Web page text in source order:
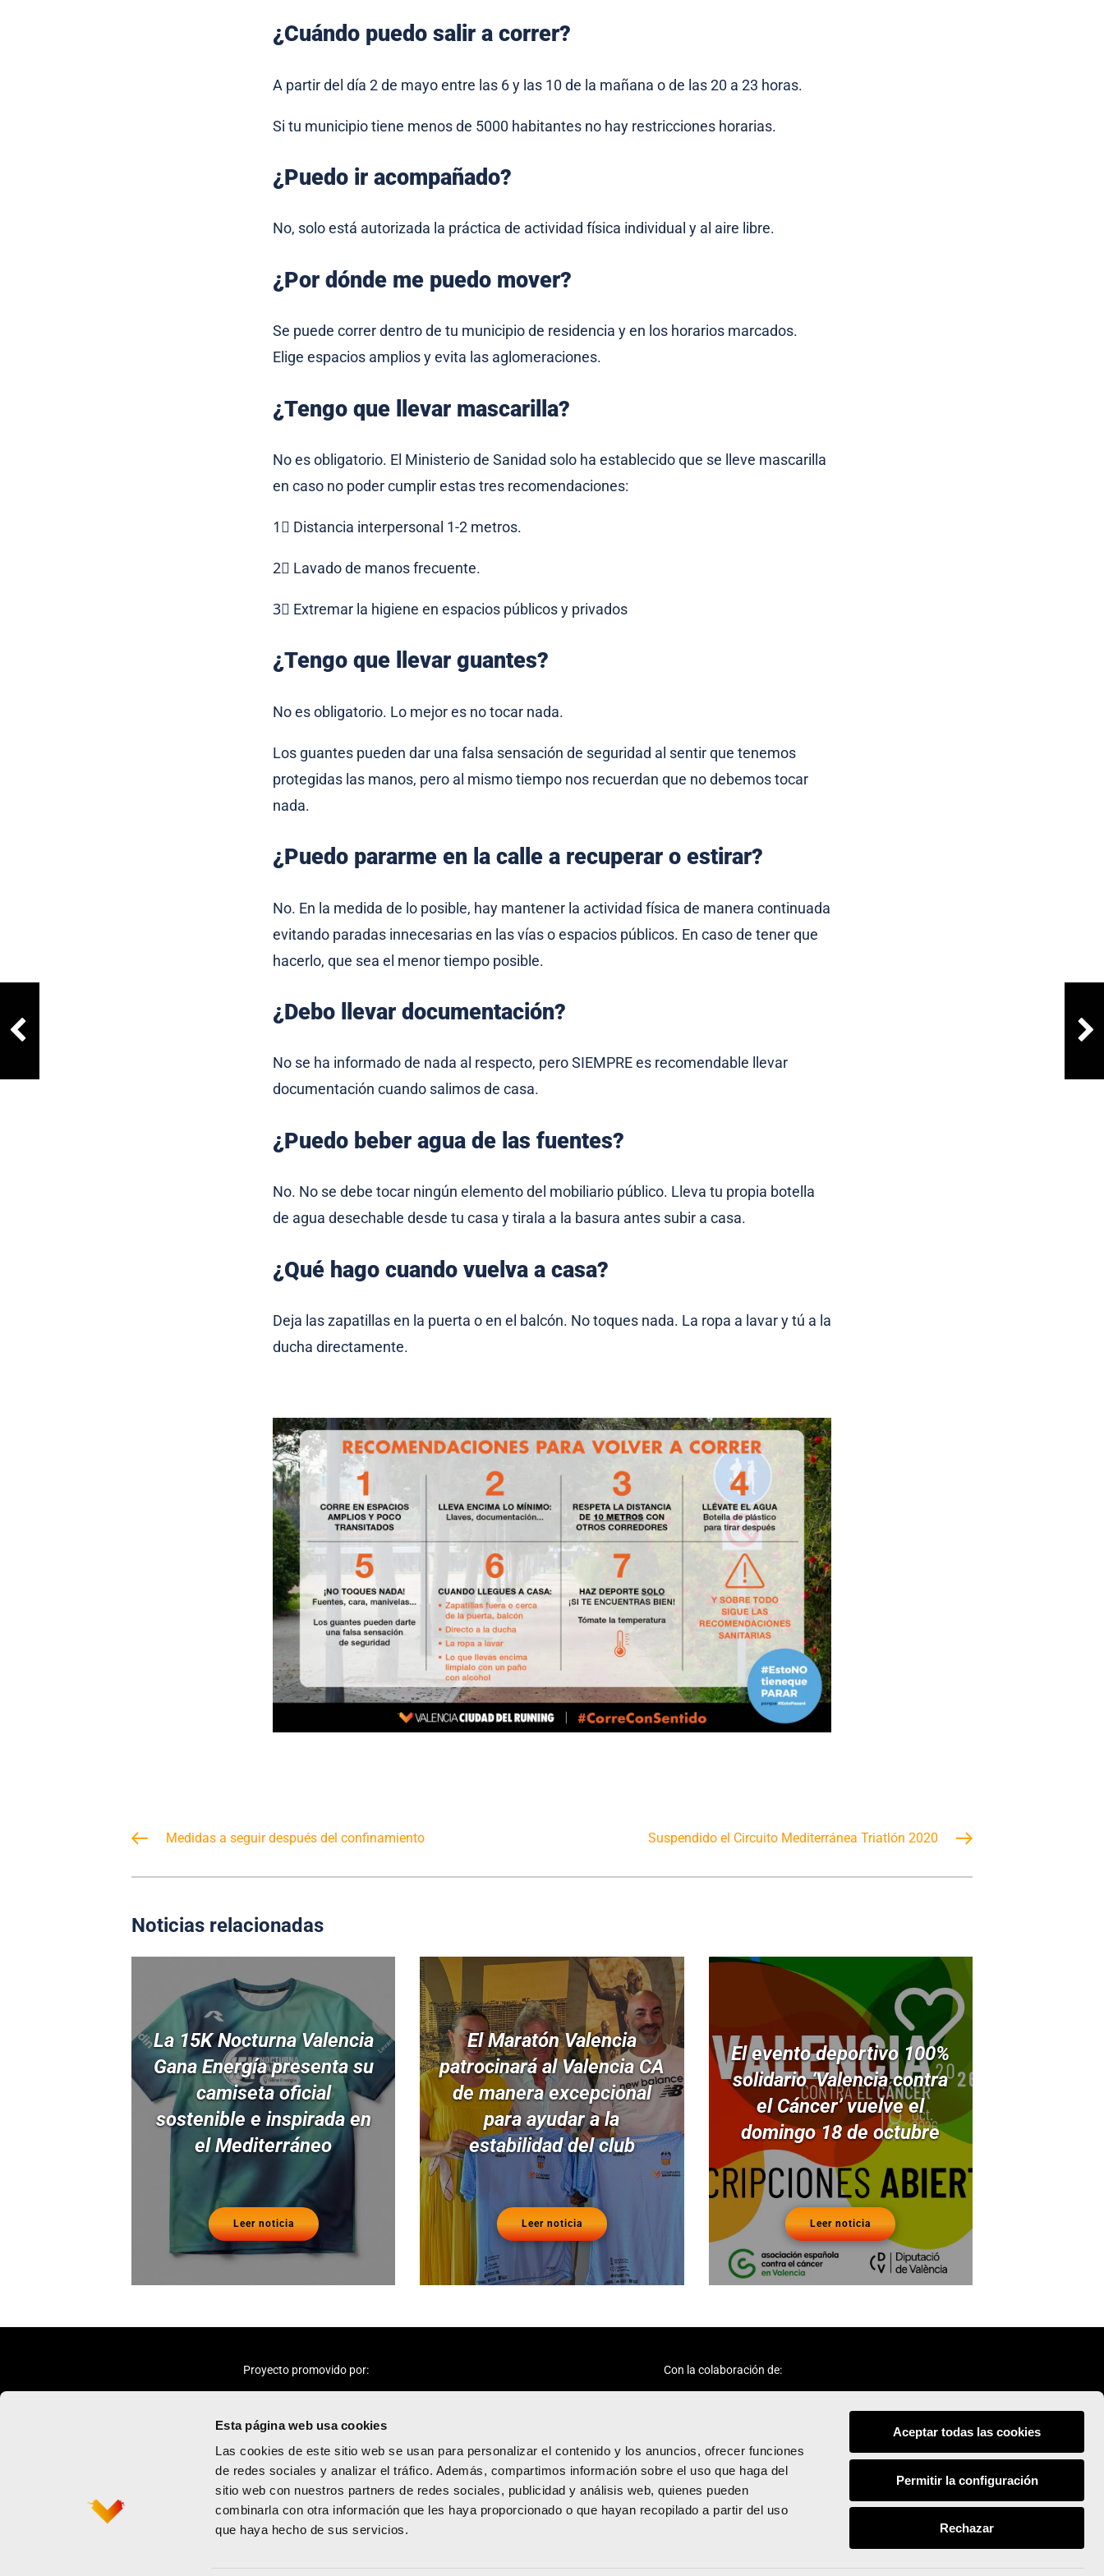
Esta página web usa cookies
Las cookies de este sitio web se usan para personalizar el contenido y los anuncios, ofrecer funciones
de redes sociales y analizar el tráfico. Además, compartimos información sobre el uso que haga del
sitio web con nuestros partners de redes sociales, publicidad y análisis web, quienes pueden
combinarla con otra información que les haya proporcionado o que hayan recopilado a partir del uso
que haya hecho de sus servicios.
Aceptar todas las cookies
Permitir la configuración
Rechazar
¿Cuándo puedo salir a correr?
A partir del día 2 de mayo entre las 6 y las 10 de la mañana o de las 20 a 23 horas.
Si tu municipio tiene menos de 5000 habitantes no hay restricciones horarias.
¿Puedo ir acompañado?
No, solo está autorizada la práctica de actividad física individual y al aire libre.
¿Por dónde me puedo mover?
Se puede correr dentro de tu municipio de residencia y en los horarios marcados.
Elige espacios amplios y evita las aglomeraciones.
¿Tengo que llevar mascarilla?
No es obligatorio. El Ministerio de Sanidad solo ha establecido que se lleve mascarilla
en caso no poder cumplir estas tres recomendaciones:
1⃣ Distancia interpersonal 1-2 metros.
2⃣ Lavado de manos frecuente.
3⃣ Extremar la higiene en espacios públicos y privados
¿Tengo que llevar guantes?
No es obligatorio. Lo mejor es no tocar nada.
Los guantes pueden dar una falsa sensación de seguridad al sentir que tenemos
protegidas las manos, pero al mismo tiempo nos recuerdan que no debemos tocar
nada.
¿Puedo pararme en la calle a recuperar o estirar?
No. En la medida de lo posible, hay mantener la actividad física de manera continuada
evitando paradas innecesarias en las vías o espacios públicos. En caso de tener que
hacerlo, que sea el menor tiempo posible.
¿Debo llevar documentación?
No se ha informado de nada al respecto, pero SIEMPRE es recomendable llevar
documentación cuando salimos de casa.
¿Puedo beber agua de las fuentes?
No. No se debe tocar ningún elemento del mobiliario público. Lleva tu propia botella
de agua desechable desde tu casa y tirala a la basura antes subir a casa.
¿Qué hago cuando vuelva a casa?
Deja las zapatillas en la puerta o en el balcón. No toques nada. La ropa a lavar y tú a la
ducha directamente.
Medidas a seguir después del confinamiento Suspendido el Circuito Mediterránea Triatlón 2020
Noticias relacionadas
La 15K Nocturna Valencia
Gana Energía presenta su
camiseta oficial
sostenible e inspirada en
el Mediterráneo
Leer noticia
El Maratón Valencia
patrocinará al Valencia CA
de manera excepcional
para ayudar a la
estabilidad del club
Leer noticia
El evento deportivo 100%
solidario ‘Valencia contra
el Cáncer’ vuelve el
domingo 18 de octubre
Leer noticia
Proyecto promovido por: Con la colaboración de:
Política de privacidad